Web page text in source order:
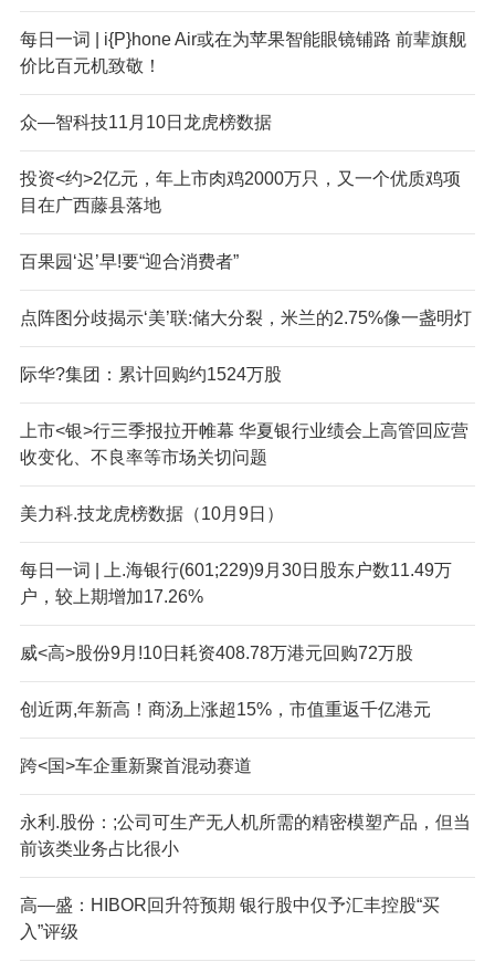
每日一词 | i{P}hone Air或在为苹果智能眼镜铺路 前辈旗舰
价比百元机致敬！
众—智科技11月10日龙虎榜数据
投资<约>2亿元，年上市肉鸡2000万只，又一个优质鸡项
目在广西藤县落地
百果园‘迟’早!要“迎合消费者”
点阵图分歧揭示‘美’联:储大分裂，米兰的2.75%像一盏明灯
际华?集团：累计回购约1524万股
上市<银>行三季报拉开帷幕 华夏银行业绩会上高管回应营
收变化、不良率等市场关切问题
美力科.技龙虎榜数据（10月9日）
每日一词 | 上.海银行(601;229)9月30日股东户数11.49万
户，较上期增加17.26%
威<高>股份9月!10日耗资408.78万港元回购72万股
创近两,年新高！商汤上涨超15%，市值重返千亿港元
跨<国>车企重新聚首混动赛道
永利.股份：;公司可生产无人机所需的精密模塑产品，但当
前该类业务占比很小
高—盛：HIBOR回升符预期 银行股中仅予汇丰控股“买
入”评级